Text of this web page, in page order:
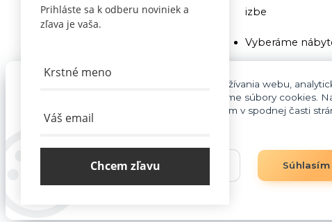
Obchodné podmienky
Blog
izbe
Vyberáme
Na toto si pri
Vyberáme
Pre základnú funkčnosť, spríjemnenie používania webu,
súhlasu aj na účely cielenia reklamy využívame súbory cookies.
cookies môžete kedykoľvek upraviť odkazom v spodnej časti
Súhlasím
Prihláste sa k odberu noviniek a
zľava je vaša.
Chcem zľavu